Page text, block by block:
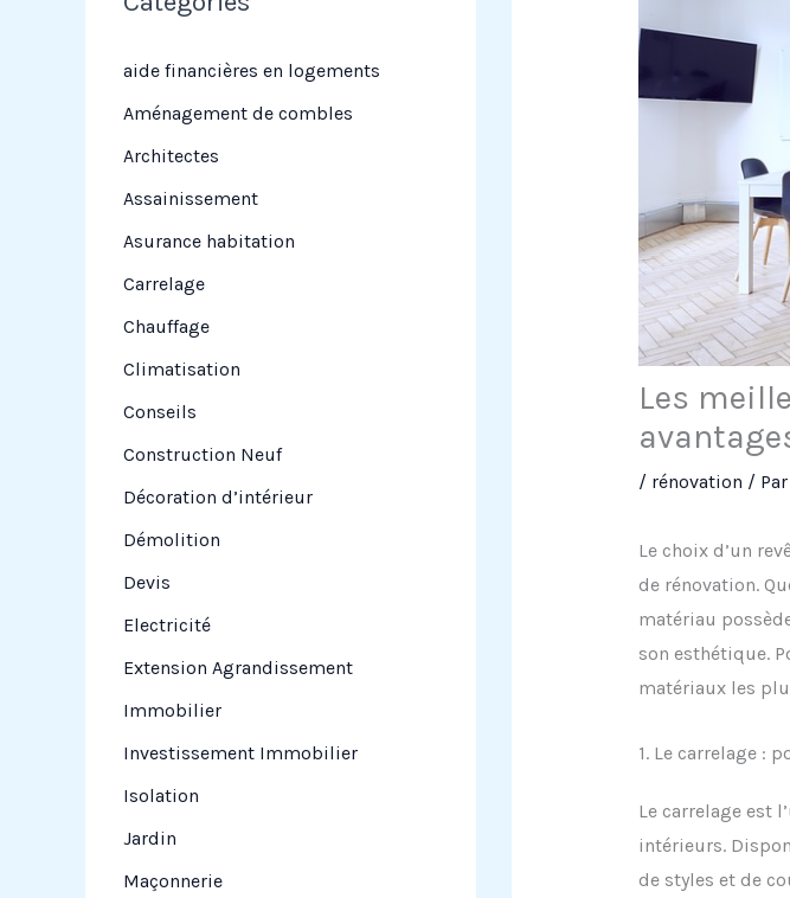
r
r
:
aide financières en logements
Aménagement de combles
Architectes
Assainissement
Asurance habitation
Carrelage
Chauffage
Climatisation
Conseils
Construction Neuf
Décoration d’intérieur
Démolition
Devis
Electricité
Extension Agrandissement
Immobilier
Investissement Immobilier
Isolation
Jardin
Maçonnerie
Les
/ rénovation / Par
Le choix d’un
de rénovation.
matériau
son esthétique.
matériaux les
1. Le carrelage :
Le carrelage est
intérieurs.
de styles et de